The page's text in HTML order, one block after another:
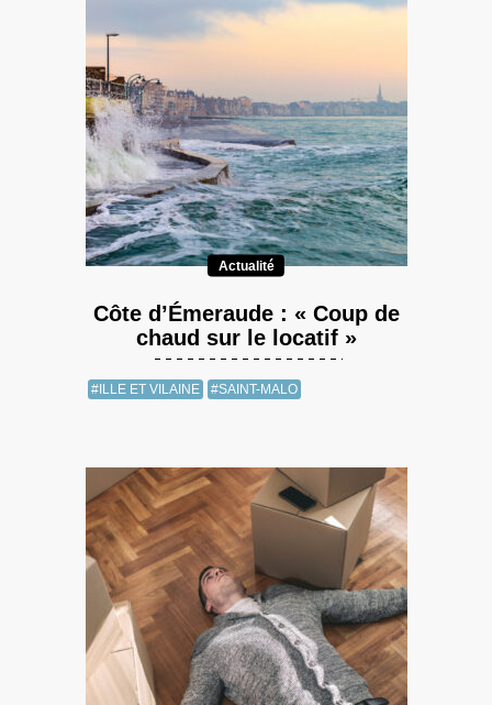
Actualité
Côte d’Émeraude : « Coup de
chaud sur le locatif »
#ILLE ET VILAINE #SAINT-MALO